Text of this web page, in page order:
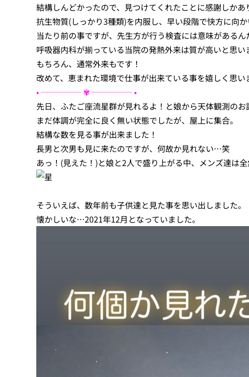
結構しんどかったので、見つけてくれたことに感謝しかあ
抗生物質(しっかり3種類)を内服し、早い段階で快方に向か
当たり前の事ですが、先生方が行う検査には意味がある
呼吸器内科が揃っている当院の発熱外来は質が高いと思い
もちろん、通常外来もです！
改めて、恵まれた環境で仕事が出来ている事を嬉しく思い
• ───── ✾ ───── •
先日、ふたご座流星群が見れるよ！と娘から天体観測のお
まだ体調が完全に良く無い状態でしたが、屋上に集合。
結構な数を見る事が出来ました！
長男と次男も見に来たのですが、何故か見れない…笑
あっ！(見えた！)と娘と2人で盛り上がる中、メンズ達は
そういえば、数年前も子供達と見た事を思い出しました。
懐かしいな…2021年12月となっていました。